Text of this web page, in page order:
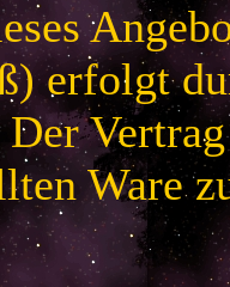
erfolgt
Der
Ware